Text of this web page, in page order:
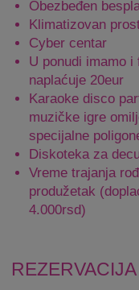
Obezbeđen
Klimatizovan
Cyber centar
U ponudi imamo
naplaćuje 20eur
Karaoke disco
muzičke igre
specijalne
Diskoteka za
Vreme trajanja
produžetak
4.000rsd)